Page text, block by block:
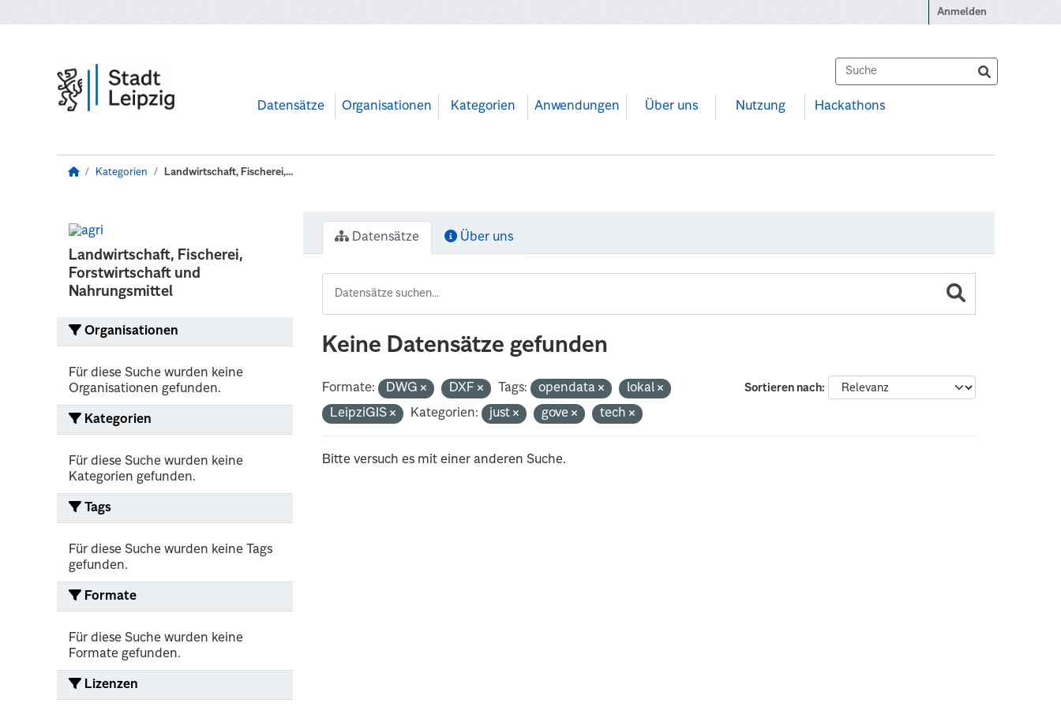
Anmelden
Datensätze Organisationen Kategorien Anwendungen Über uns Nutzung Hackathons
Kategorien Landwirtschaft, Fischerei,...
Landwirtschaft, Fischerei,
Forstwirtschaft und
Nahrungsmittel
Organisationen
Für diese Suche wurden keine
Organisationen gefunden.
Kategorien
Für diese Suche wurden keine
Kategorien gefunden.
Tags
Für diese Suche wurden keine Tags
gefunden.
Formate
Für diese Suche wurden keine
Formate gefunden.
Lizenzen
Datensätze Über uns
Keine Datensätze gefunden
Sortieren nach
Formate: DWG DXF Tags: opendata
lokal
LeipziGIS
Kategorien: just gove tech
Bitte versuch es mit einer anderen Suche.